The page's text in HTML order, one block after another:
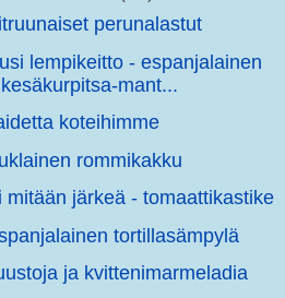
perunalastut
lempikeitto - espanjalainen
kesäkurpitsa-mant...
koteihimme
rommikakku
mitään järkeä - tomaattikastike
tortillasämpylä
ja kvittenimarmeladia